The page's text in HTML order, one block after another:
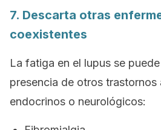
7. Descarta otras
coexistentes
La fatiga en el lupus se
presencia de otros trastornos
endocrinos o neurológicos: